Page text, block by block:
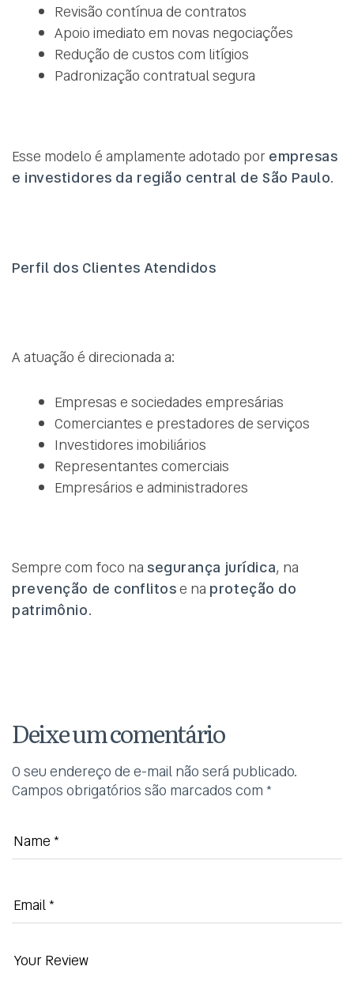
Revisão contínua de contratos
Apoio imediato em novas negociações
Redução de custos com litígios
Padronização contratual segura
Esse modelo é amplamente adotado porempresas
e investidores da região central de São Paulo.
Perfil dos Clientes Atendidos
A atuação é direcionada a:
Empresas e sociedades empresárias
Comerciantes e prestadores de serviços
Investidores imobiliários
Representantes comerciais
Empresários e administradores
Sempre com foco nasegurança jurídica, na
prevenção de conflitose na proteção do
patrimônio.
Deixe um comentário
O seu endereço de e-mail não será publicado.
Campos obrigatórios são marcados com *